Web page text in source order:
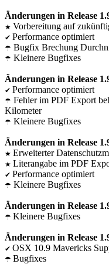
Änderungen in Release
★ Vorbereitung auf
✔ Performance optimiert
☂ Bugfix Brechung
☂ Kleinere Bugfixes
Änderungen in Release
✔ Performance optimiert
☂ Fehler im PDF Export
Kilometer
☂ Kleinere Bugfixes
Änderungen in Release
★ Erweiterter
★ Literangabe im PDF
✔ Performance optimiert
☂ Kleinere Bugfixes
Änderungen in Release
☂ Kleinere Bugfixes
Änderungen in Release
✔ OSX 10.9 Mavericks
☂ Bugfixes